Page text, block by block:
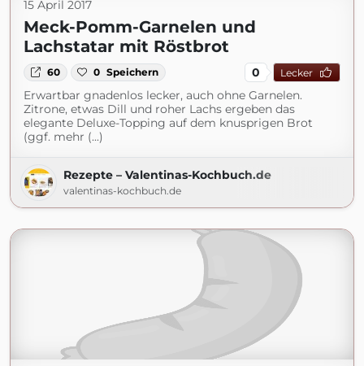
15 April 2017
Meck-Pomm-Garnelen und
Lachstatar mit Röstbrot
60 0 Speichern 0 Lecker
Erwartbar gnadenlos lecker, auch ohne Garnelen.
Zitrone, etwas Dill und roher Lachs ergeben das
elegante Deluxe-Topping auf dem knusprigen Brot
(ggf. mehr (...)
Rezepte – Valentinas-Kochbuch.de
valentinas-kochbuch.de